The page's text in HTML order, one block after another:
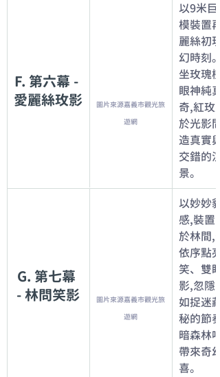
F. 第六幕 -
愛麗絲玫影
圖片來源嘉義市觀光旅
遊網
以9米巨
模裝置
麗絲初
幻時刻
坐玫瑰
眼神純真
奇,紅玫
於光影間
造真實
交錯的
景。
G. 第七幕
- 林問笑影
圖片來源嘉義市觀光旅
遊網
以妙妙
感,裝置
於林間,
依序點亮
笑、雙
影,忽隱
如捉迷
秘的節
暗森林
帶來奇幻
喜。